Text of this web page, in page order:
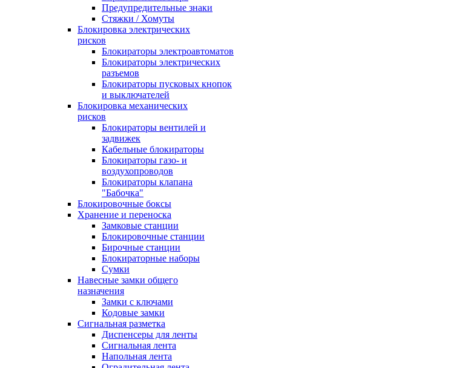
Предупредительные знаки
Стяжки / Хомуты
Блокировка электрических
рисков
Блокираторы электроавтоматов
Блокираторы электрических
разъемов
Блокираторы пусковых кнопок
и выключателей
Блокировка механических
рисков
Блокираторы вентилей и
задвижек
Кабельные блокираторы
Блокираторы газо- и
воздухопроводов
Блокираторы клапана
"Бабочка"
Блокировочные боксы
Хранение и переноска
Замковые станции
Блокировочные станции
Бирочные станции
Блокираторные наборы
Сумки
Навесные замки общего
назначения
Замки с ключами
Кодовые замки
Сигнальная разметка
Диспенсеры для ленты
Сигнальная лента
Напольная лента